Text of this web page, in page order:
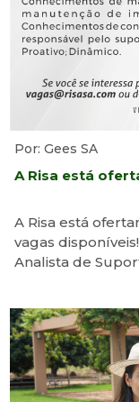
Por: Gees SA
A Risa está
A Risa está
vagas
Analista de